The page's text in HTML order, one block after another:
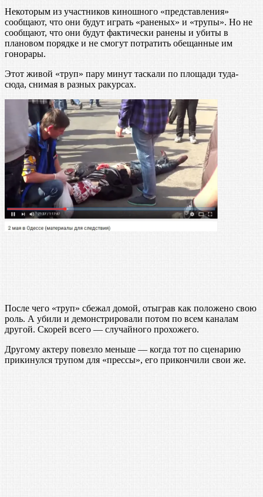
Некоторым из участников киношного «представления»
сообщают, что они будут играть «раненых» и «трупы». Но не
сообщают, что они будут фактически ранены и убиты в
плановом порядке и не смогут потратить обещанные им
гонорары.
Этот живой «труп» пару минут таскали по площади туда-
сюда, снимая в разных ракурсах.
После чего «труп» сбежал домой, отыграв как положено свою
роль. А убили и демонстрировали потом по всем каналам
другой. Скорей всего — случайного прохожего.
Другому актеру повезло меньше — когда тот по сценарию
прикинулся трупом для «прессы», его прикончили свои же.